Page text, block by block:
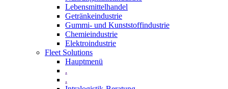
Lebensmittelhandel
Getränkeindustrie
Gummi­- und Kunststoffindustrie
Chemieindustrie
Elektroindustrie
Fleet Solutions
Hauptmenü
.
.